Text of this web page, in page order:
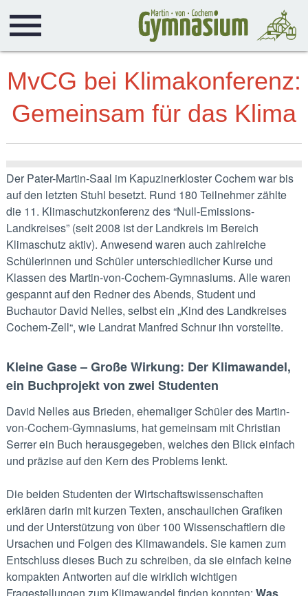
MvCG bei Klimakonferenz:
Gemeinsam für das Klima
Der Pater-Martin-Saal im Kapuzinerkloster Cochem war bis
auf den letzten Stuhl besetzt. Rund 180 Teilnehmer zählte
die 11. Klimaschutzkonferenz des “Null-Emissions-
Landkreises” (seit 2008 ist der Landkreis im Bereich
Klimaschutz aktiv). Anwesend waren auch zahlreiche
Schülerinnen und Schüler unterschiedlicher Kurse und
Klassen des Martin-von-Cochem-Gymnasiums. Alle waren
gespannt auf den Redner des Abends, Student und
Buchautor David Nelles, selbst ein „Kind des Landkreises
Cochem-Zell“, wie Landrat Manfred Schnur ihn vorstellte.
Kleine Gase – Große Wirkung: Der Klimawandel,
ein Buchprojekt von zwei Studenten
David Nelles aus Brieden, ehemaliger Schüler des Martin-
von-Cochem-Gymnasiums, hat gemeinsam mit Christian
Serrer ein Buch herausgegeben, welches den Blick einfach
und präzise auf den Kern des Problems lenkt.
Die beiden Studenten der Wirtschaftswissenschaften
erklären darin mit kurzen Texten, anschaulichen Grafiken
und der Unterstützung von über 100 Wissenschaftlern die
Ursachen und Folgen des Klimawandels. Sie kamen zum
Entschluss dieses Buch zu schreiben, da sie einfach keine
kompakten Antworten auf die wirklich wichtigen